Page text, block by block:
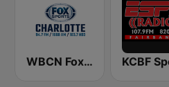
WBCN Fox Sports Radio Charlotte